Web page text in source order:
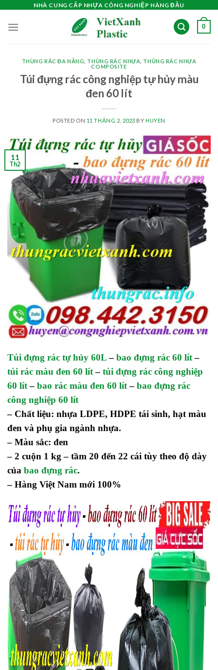
content
NHÀ CUNG CẤP NHỰA CÔNG NGHIỆP HÀNG ĐẦU
0
THÙNG RÁC ĐA NĂNG THÙNG RÁC NHỰA THÙNG RÁC NHỰA
COMPOSITE
Túi đựng rác công nghiệp tự hủy màu
đen 60 lít
POSTED ON 11 THÁNG 2, 2023 BY HUYEN
11
Th2
Túi đựng rác tự hủy 60L– bao đựng rác 60 lít–
túi rác màu đen 60 lít– túi đựng rác công nghiệp
60 lít– bao rác màu đen 60 lít– bao đựng rác
công nghiệp 60 lít
– Chất liệu: nhựa LDPE, HDPE tái sinh, hạt màu
đen và phụ gia ngành nhựa.
– Màu sắc: đen
– 2 cuộn 1 kg – tầm 20 đến 22 cái tùy theo độ dày
của bao đựng rác.
– Hàng Việt Nam mới 100%